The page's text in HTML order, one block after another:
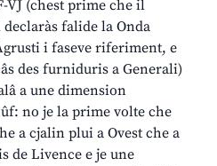
VJ (chest prime che il
falide la Onda
i faseve riferiment, e
des furniduris a Generali)
a une dimension
no je la prime volte che
a cjalin plui a Ovest che a
de Livence e je une